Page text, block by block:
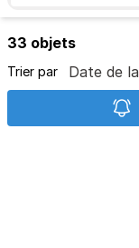
33 objets
Trier par